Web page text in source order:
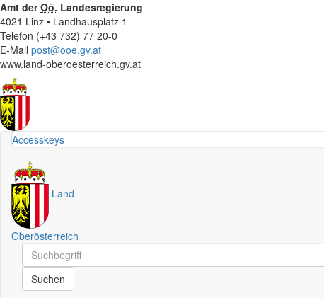
Amt derOö. Landesregierung
4021 Linz • Landhausplatz 1
Telefon (+43 732) 77 20-0
E-Mail post@ooe.gv.at
www.land-oberoesterreich.gv.at
Accesskeys
Land
Oberösterreich
Schnellsuche
Schnellsuche
Suchen